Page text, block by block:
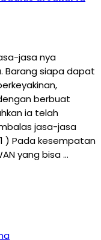
jasa nya
Barang siapa dapat
berbuat
ia telah
jasa-jasa
) Pada kesempatan
yang bisa …